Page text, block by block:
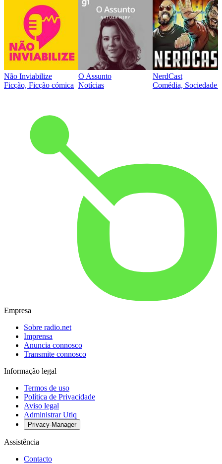
Não Inviabilize
Ficção, Ficção cómica
O Assunto
Notícias
NerdCast
Comédia, Sociedade
Empresa
Sobre radio.net
Imprensa
Anuncia connosco
Transmite connosco
Informação legal
Termos de uso
Política de Privacidade
Aviso legal
Administrar Utiq
Privacy-Manager
Assistência
Contacto